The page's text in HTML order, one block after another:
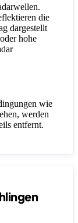
die
dargestellt
hohe
wie
werden
entfernt.